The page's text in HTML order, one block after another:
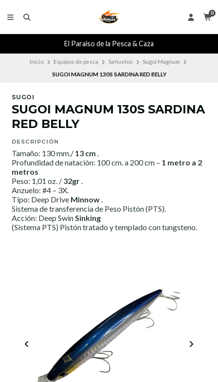
0
El Paraiso de la Pesca & Caza
Inicio Equipos de pesca Señuelos
Sugoi Magnum
SUGOI MAGNUM 130S SARDINA RED BELLY
SUGOI
SUGOI MAGNUM 130S SARDINA
RED BELLY
DESCRIPCIÓN
Tamaño: 130 mm./ 13 cm .
Profundidad de natación: 100 cm. a 200 cm – 1 metro a 2
metros
Peso: 1,01 oz. / 32gr.
Anzuelo: #4 – 3X.
Tipo: Deep Drive Minnow.
Sistema de transferencia de Peso Pistón (PTS).
Acción: Deep SwinSinking
(Sistema PTS) Pistón tratado y templado con tungsteno.